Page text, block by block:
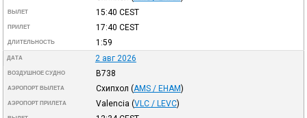
ВЫЛЕТ 15:40 CEST
ПРИЛЕТ 17:40 CEST
ДЛИТЕЛЬНОСТЬ 1:59
ДАТА 2 авг 2026
ВОЗДУШНОЕ СУДНО B738
АЭРОПОРТ ВЫЛЕТА Схипхол (AMS / EHAM)
АЭРОПОРТ ПРИЛЕТА Valencia (VLC / LEVC)